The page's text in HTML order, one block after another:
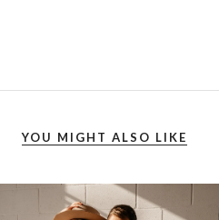
YOU MIGHT ALSO LIKE